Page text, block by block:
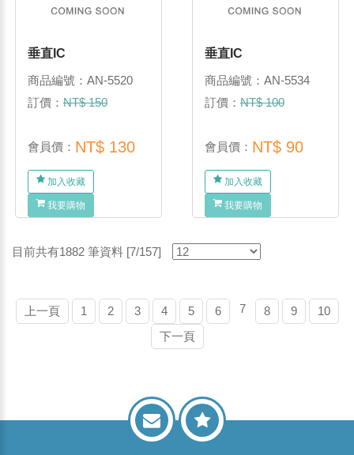
垂直IC
商品編號：AN-5520
訂價：NT$ 150
會員價： NT$ 130
加入收藏
我要購物
垂直IC
商品編號：AN-5534
訂價：NT$ 100
會員價： NT$ 90
加入收藏
我要購物
目前共有1882 筆資料 [7/157]
上一頁 1 2 3 4 5 6 7 8 9
10
下一頁